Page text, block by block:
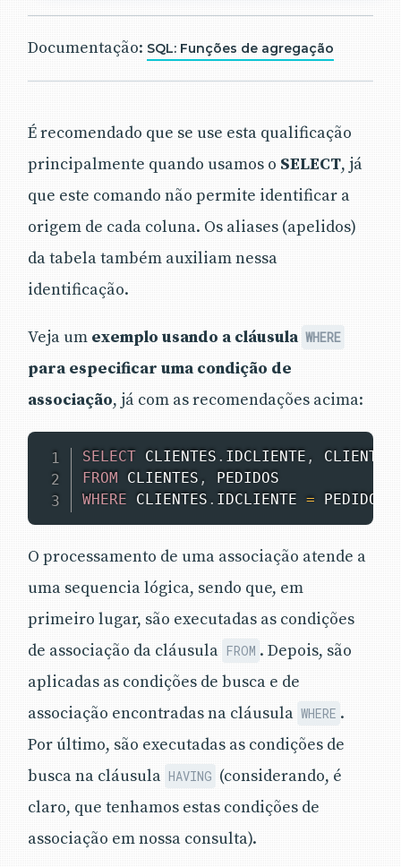
Documentação: SQL: Funções de agregação
É recomendado que se use esta qualificação
principalmente quando usamos o SELECT, já
que este comando não permite identificar a
origem de cada coluna. Os aliases (apelidos)
da tabela também auxiliam nessa
identificação.
Veja um exemplo usando a cláusula WHERE
para especificar uma condição de
associação, já com as recomendações acima:
SELECT CLIENTES . IDCLIENTE , CLIENTES
FROM CLIENTES ,
WHERE CLIENTES . IDCLIENTE = PEDIDOS
O processamento de uma associação atende a
uma sequencia lógica, sendo que, em
primeiro lugar, são executadas as condições
de associação da cláusula FROM . Depois, são
aplicadas as condições de busca e de
associação encontradas na cláusula WHERE .
Por último, são executadas as condições de
busca na cláusula HAVING (considerando, é
claro, que tenhamos estas condições de
associação em nossa consulta).